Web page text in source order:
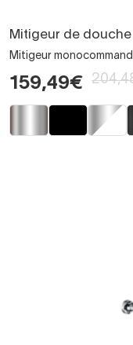
Mitigeur de
Mitigeur
159,49€